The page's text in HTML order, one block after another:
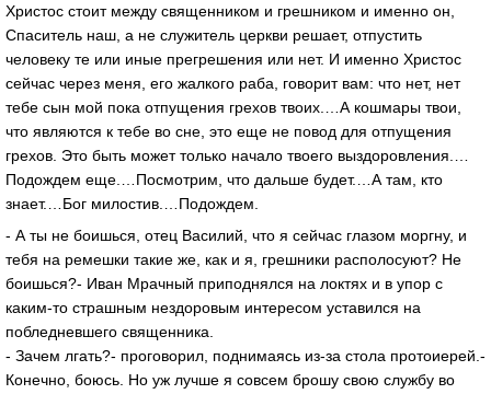
Христос стоит между священником и грешником и именно он,
Спаситель наш, а не служитель церкви решает, отпустить
человеку те или иные прегрешения или нет. И именно Христос
сейчас через меня, его жалкого раба, говорит вам: что нет, нет
тебе сын мой пока отпущения грехов твоих.…А кошмары твои,
что являются к тебе во сне, это еще не повод для отпущения
грехов. Это быть может только начало твоего выздоровления.…
Подождем еще.…Посмотрим, что дальше будет.…А там, кто
знает.…Бог милостив.…Подождем.
- А ты не боишься, отец Василий, что я сейчас глазом моргну, и
тебя на ремешки такие же, как и я, грешники располосуют? Не
боишься?- Иван Мрачный приподнялся на локтях и в упор с
каким-то страшным нездоровым интересом уставился на
побледневшего священника.
- Зачем лгать?- проговорил, поднимаясь из-за стола протоиерей.-
Конечно, боюсь. Но уж лучше я совсем брошу свою службу во